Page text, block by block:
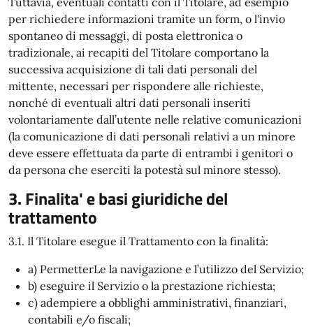
per richiedere informazioni tramite un form, o l'invio
spontaneo di messaggi, di posta elettronica o
tradizionale, ai recapiti del Titolare comportano la
successiva acquisizione di tali dati personali del
mittente, necessari per rispondere alle richieste,
nonché di eventuali altri dati personali inseriti
volontariamente dall’utente nelle relative comunicazioni
(la comunicazione di dati personali relativi a un minore
deve essere effettuata da parte di entrambi i genitori o
da persona che eserciti la potestà sul minore stesso).
3. Finalita' e basi giuridiche del
trattamento
3.1. Il Titolare esegue il Trattamento con la finalità:
a) PermetterLe la navigazione e l’utilizzo del Servizio;
b) eseguire il Servizio o la prestazione richiesta;
c) adempiere a obblighi amministrativi, finanziari,
contabili e/o fiscali;